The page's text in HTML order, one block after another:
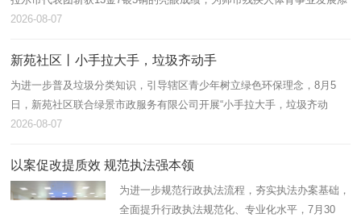
上浓墨重彩的一笔。
2026-08-07
新苑社区丨小手拉大手，垃圾齐动手
为进一步普及垃圾分类知识，引导辖区青少年树立绿色环保理念，8月5
日，新苑社区联合绿景市政服务有限公司开展“小手拉大手，垃圾齐动
手”垃圾分类主题宣讲活动，辖区60余名青少年及家长积极参与。
2026-08-07
以案促改提质效 规范执法强本领
为进一步规范行政执法流程，夯实执法办案基础，
全面提升行政执法规范化、专业化水平，7月30